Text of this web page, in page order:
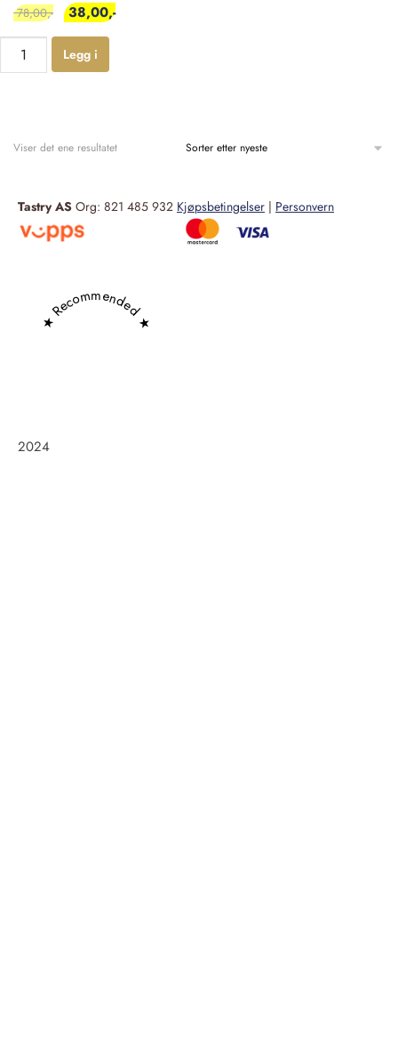
78,00 38,00
Legg i
Viser det ene resultatet
Tastry AS Org: 821 485 932 Kjøpsbetingelser | Personvern
★ Recommended ★
2024